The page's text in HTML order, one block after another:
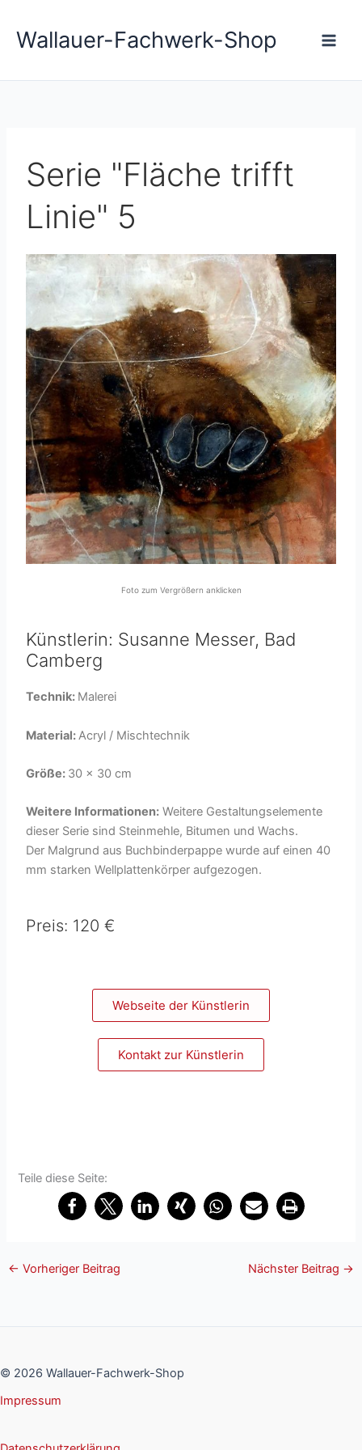
Inhalt
springen
Wallauer-Fachwerk-Shop
Serie "Fläche trifft
Linie" 5
Foto zum Vergrößern anklicken
Künstlerin: Susanne Messer, Bad
Camberg
Technik: Malerei
Material:Acryl / Mischtechnik
Größe: 30 x 30 cm
Weitere Informationen: Weitere Gestaltungselemente
dieser Serie sind Steinmehle, Bitumen und Wachs.
Der Malgrund aus Buchbinderpappe wurde auf einen 40
mm starken Wellplattenkörper aufgezogen.
Preis: 120 €
Webseite der Künstlerin
Kontakt zur Künstlerin
Teile diese Seite:
← Vorheriger Beitrag Nächster Beitrag →
© 2026 Wallauer-Fachwerk-Shop
Impressum